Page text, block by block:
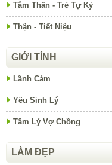
Tâm Thần - Trẻ Tự Kỷ
Thận - Tiết Niệu
GIỚI TÍNH
Lãnh Cảm
Yếu Sinh Lý
Tâm Lý Vợ Chồng
LÀM ĐẸP